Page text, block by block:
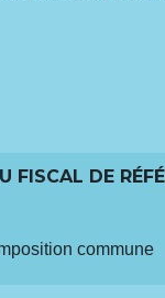
FISCAL DE
commune